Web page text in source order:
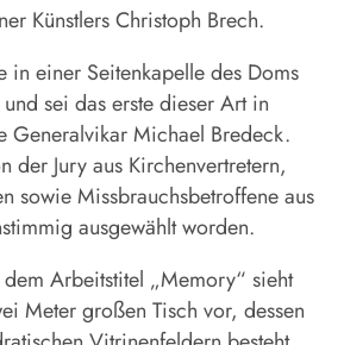
Künstlers Christoph Brech.
in einer Seitenkapelle des Doms
sei das erste dieser Art in
Generalvikar Michael Bredeck.
der Jury aus Kirchenvertretern,
sowie Missbrauchsbetroffene aus
ausgewählt worden.
dem Arbeitstitel „Memory“ sieht
Meter großen Tisch vor, dessen